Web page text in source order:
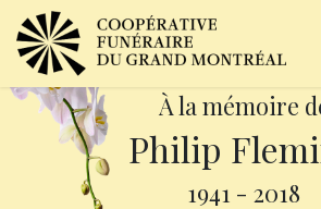
À la mémoire
Philip
1941 - 2018